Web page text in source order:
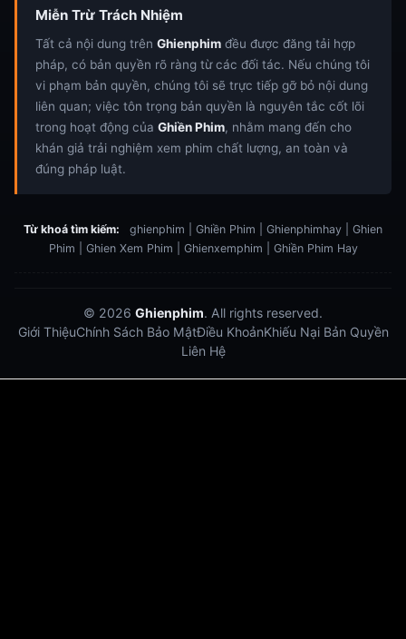
Miễn Trừ Trách Nhiệm
Tất cả nội dung trên Ghienphim đều được đăng tải hợp
pháp, có bản quyền rõ ràng từ các đối tác. Nếu chúng tôi
vi phạm bản quyền, chúng tôi sẽ trực tiếp gỡ bỏ nội dung
liên quan; việc tôn trọng bản quyền là nguyên tắc cốt lõi
trong hoạt động của Ghiền Phim, nhằm mang đến cho
khán giả trải nghiệm xem phim chất lượng, an toàn và
đúng pháp luật.
Từ khoá tìm kiếm:
ghienphim | Ghiền Phim | Ghienphimhay | Ghien
Phim | Ghien Xem Phim | Ghienxemphim | Ghiền Phim Hay
© 2026 Ghienphim. All rights reserved.
Giới ThiệuChính Sách Bảo MậtĐiều KhoảnKhiếu Nại Bản Quyền
Liên Hệ